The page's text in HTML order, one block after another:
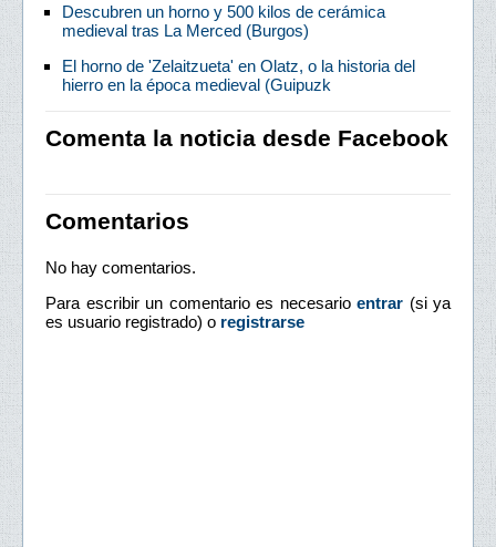
Descubren un horno y 500 kilos de cerámica
medieval tras La Merced (Burgos)
El horno de 'Zelaitzueta' en Olatz, o la historia del
hierro en la época medieval (Guipuzk
Comenta la noticia desde Facebook
Comentarios
No hay comentarios.
Para escribir un comentario es necesario entrar (si ya
es usuario registrado) o registrarse